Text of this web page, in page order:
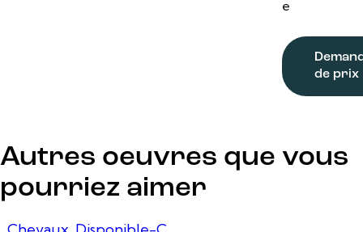
e
de prix
Autres oeuvres que vous
pourriez aimer